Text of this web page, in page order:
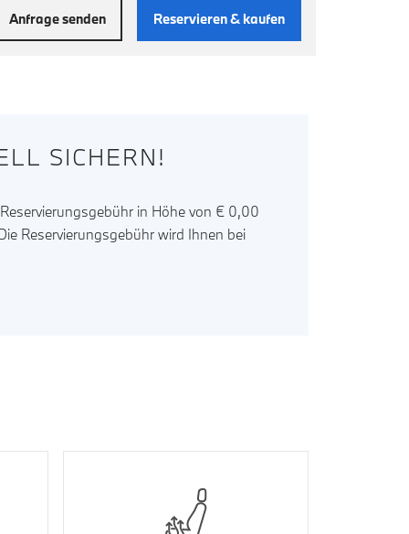
Anfrage senden Reservieren & kaufen
SICHERN!
in Höhe von € 0,00
Reservierungsgebühr wird Ihnen bei